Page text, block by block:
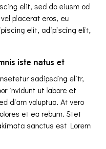
elit, sed do eiusm od
placerat eros, eu
elit, adipiscing elit,
iste natus et
sadipscing elitr,
invidunt ut labore et
diam voluptua. At vero
et ea rebum. Stet
sanctus est Lorem